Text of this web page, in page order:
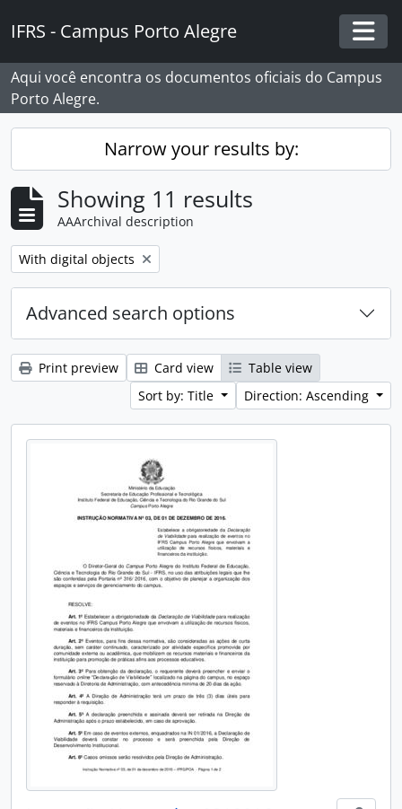
IFRS - Campus Porto Alegre
Aqui você encontra os documentos oficiais do Campus
Porto Alegre.
Narrow your results by:
Showing 11 results
AAArchival description
Remove filter:
With digital objects
Advanced search options
Print preview Card view
Table view
Sort by: Title
Direction: Ascending